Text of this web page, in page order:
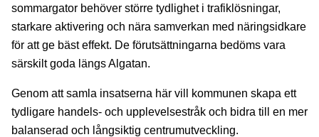
sommargator behöver större tydlighet i trafiklösningar,
starkare aktivering och nära samverkan med näringsidkare
för att ge bäst effekt. De förutsättningarna bedöms vara
särskilt goda längs Algatan.
Genom att samla insatserna här vill kommunen skapa ett
tydligare handels- och upplevelsestråk och bidra till en mer
balanserad och långsiktig centrumutveckling.